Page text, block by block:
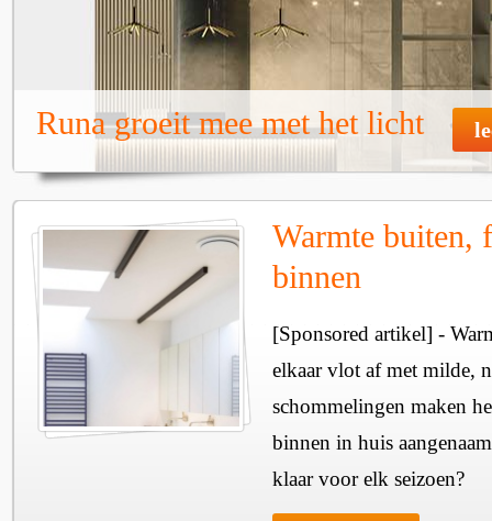
Runa groeit mee met het licht
Warmte buiten,
binnen
[Sponsored artikel] -
elkaar vlot af met milde,
schommelingen maken
binnen in huis
klaar voor elk seizoen?